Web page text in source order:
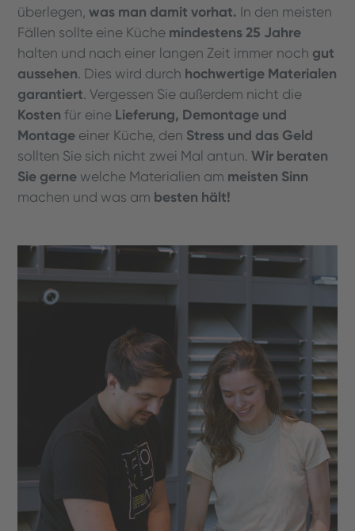
überlegen,was man damit vorhat. In den meisten
Fällen sollte eine Küche mindestens 25 Jahre
halten und nach einer langen Zeit immer noch gut
aussehen. Dies wird durch hochwertige Materialen
garantiert. Vergessen Sie außerdem nicht die
Kosten für eine Lieferung, Demontage und
Montage einer Küche, den Stress und das Geld
sollten Sie sich nicht zwei Mal antun.Wir beraten
Sie gerne welche Materialien am meisten Sinn
machen und was am besten hält!